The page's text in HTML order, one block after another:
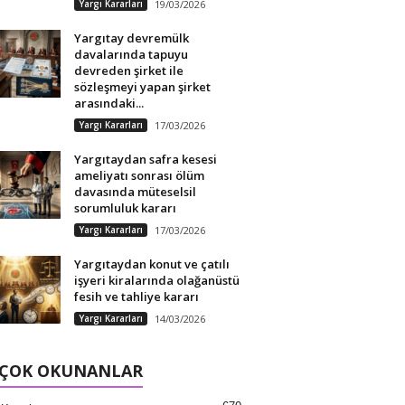
Yargı Kararları 19/03/2026
Yargıtay devremülk
davalarında tapuyu
devreden şirket ile
sözleşmeyi yapan şirket
arasındaki...
Yargı Kararları 17/03/2026
Yargıtaydan safra kesesi
ameliyatı sonrası ölüm
davasında müteselsil
sorumluluk kararı
Yargı Kararları 17/03/2026
Yargıtaydan konut ve çatılı
işyeri kiralarında olağanüstü
fesih ve tahliye kararı
Yargı Kararları 14/03/2026
OKUNANLAR